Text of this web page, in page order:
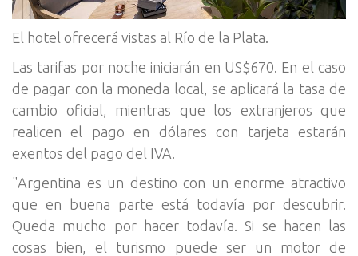
El hotel ofrecerá vistas al Río de la Plata.
Las tarifas por noche iniciarán en US$670. En el caso
de pagar con la moneda local, se aplicará la tasa de
cambio oficial, mientras que los extranjeros que
realicen el pago en dólares con tarjeta estarán
exentos del pago del IVA.
"Argentina es un destino con un enorme atractivo
que en buena parte está todavía por descubrir.
Queda mucho por hacer todavía. Si se hacen las
cosas bien, el turismo puede ser un motor de